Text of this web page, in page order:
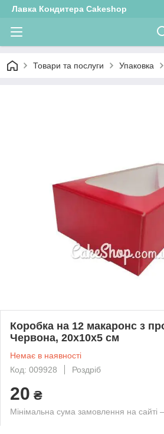
Лавка Кондитера Cakeshop
Товари та послуги Упаковка
Коробка на 12 макаронс з
Червона, 20х10х5 см
Немає в наявності
Код: 009928
Роздріб
20 ₴
Мінімальна сума замовлення на сайті